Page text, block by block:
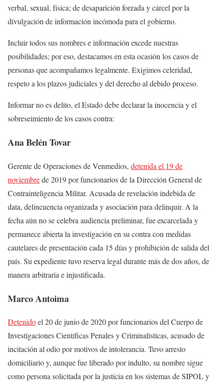
verbal, sexual, física; de desaparición forzada y cárcel por la
divulgación de información incómoda para el gobierno.
Incluir todos sus nombres e información excede nuestras
posibilidades; por eso, destacamos en esta ocasión los casos de
personas que acompañamos legalmente. Exigimos celeridad,
respeto a los plazos judiciales y del derecho al debido proceso.
Informar no es delito, el Estado debe declarar la inocencia y el
sobreseimiento de los casos contra:
Ana Belén Tovar
Gerente de Operaciones de Venmedios, detenida el 19 de
noviembrede 2019 por funcionarios de la Dirección General de
Contrainteligencia Militar. Acusada de revelación indebida de
data, delincuencia organizada y asociación para delinquir. A la
fecha aún no se celebra audiencia preliminar, fue excarcelada y
permanece abierta la investigación en su contra con medidas
cautelares de presentación cada 15 días y prohibición de salida del
país. Su expediente tuvo reserva legal durante más de dos años, de
manera arbitraria e injustificada.
Marco Antoima
Detenidoel 20 de junio de 2020 por funcionarios del Cuerpo de
Investigaciones Científicas Penales y Criminalísticas, acusado de
incitación al odio por motivos de intolerancia. Tuvo arresto
domiciliario y, aunque fue liberado por indulto, su nombre sigue
como persona solicitada por la justicia en los sistemas de SIPOL y